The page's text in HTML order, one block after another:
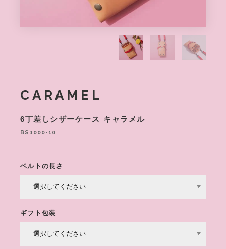
CARAMEL
6丁差しシザーケース キャラメル
BS1000-10
ベルトの長さ
ギフト包装